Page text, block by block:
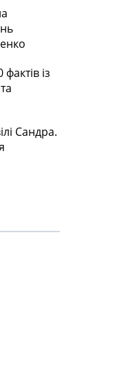
із
Сандра.